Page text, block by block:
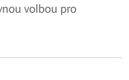
volbou pro